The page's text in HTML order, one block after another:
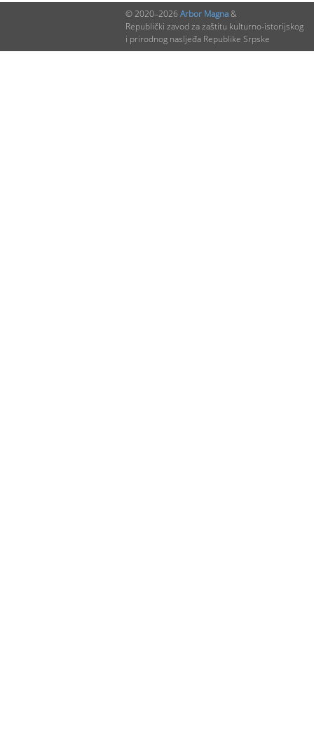
© 2020–2026 Arbor Magna&
Republički zavod za zaštitu kulturno-istorijskog
i prirodnog nasljeđa Republike Srpske